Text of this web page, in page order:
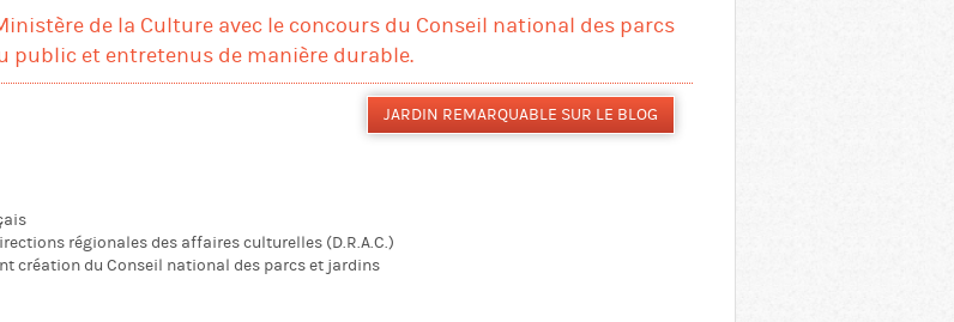
de la Culture avec le concours du Conseil national des parcs
public et entretenus de manière durable.
JARDIN REMARQUABLE SUR LE BLOG
régionales des affaires culturelles (D.R.A.C.)
création du Conseil national des parcs et jardins